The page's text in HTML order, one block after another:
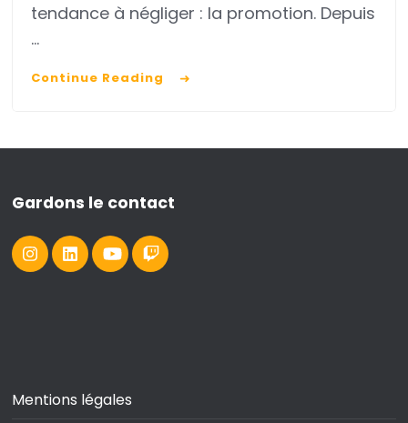
tendance à négliger : la promotion. Depuis
…
Continue Reading
Gardons le contact
Mentions légales